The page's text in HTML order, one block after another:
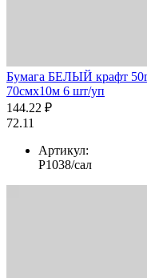
Бумага БЕЛЫЙ крафт
70смх10м 6 шт/уп
144.22 ₽
72.11
Артикул:
Р1038/сал